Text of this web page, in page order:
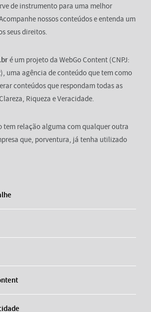
de instrumento para uma melhor
nossos conteúdos e entenda um
seus direitos.
é um projeto da WebGo Content (CNPJ:
uma agência de conteúdo que tem como
conteúdos que respondam todas as
Riqueza e Veracidade.
tem relação alguma com qualquer outra
que, porventura, já tenha utilizado